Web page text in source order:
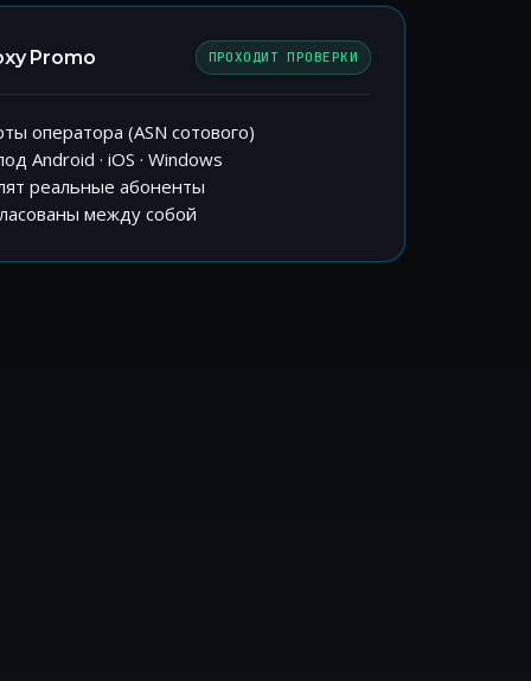
Promo ПРОХОДИТ ПРОВЕРКИ
оператора (ASN сотового)
Android · iOS · Windows
реальные абоненты
между собой